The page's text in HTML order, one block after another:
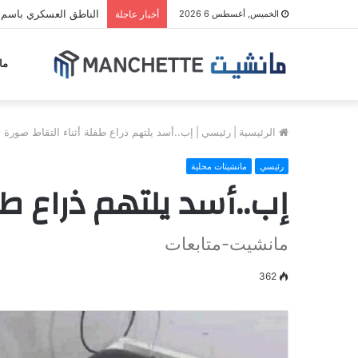
الخميس, أغسطس 6 2026 أخبار عاجلة الناطق العسكري باسم
الرئيسية رئيسي إب..أسد يلتهم ذراع طفلة أثناء التقاط صورة
رئيسي مانشيتات محلية
إب..أسد يلتهم ذراع
مانشيت-متابعات
362